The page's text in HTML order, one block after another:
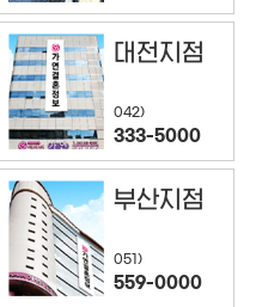
대전지점
042)
333-5000
부산지점
051)
559-0000